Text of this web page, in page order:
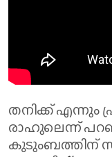
തനിക്ക് എന്നും
രാഹുലെന്ന്
കുടുംബത്തിന്